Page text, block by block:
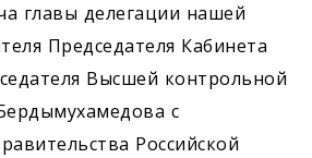
главы делегации нашей
Председателя Кабинета
Высшей контрольной
с
Российской